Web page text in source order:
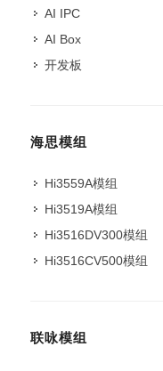
AI IPC
AI Box
开发板
海思模组
Hi3559A模组
Hi3519A模组
Hi3516DV300模组
Hi3516CV500模组
联咏模组